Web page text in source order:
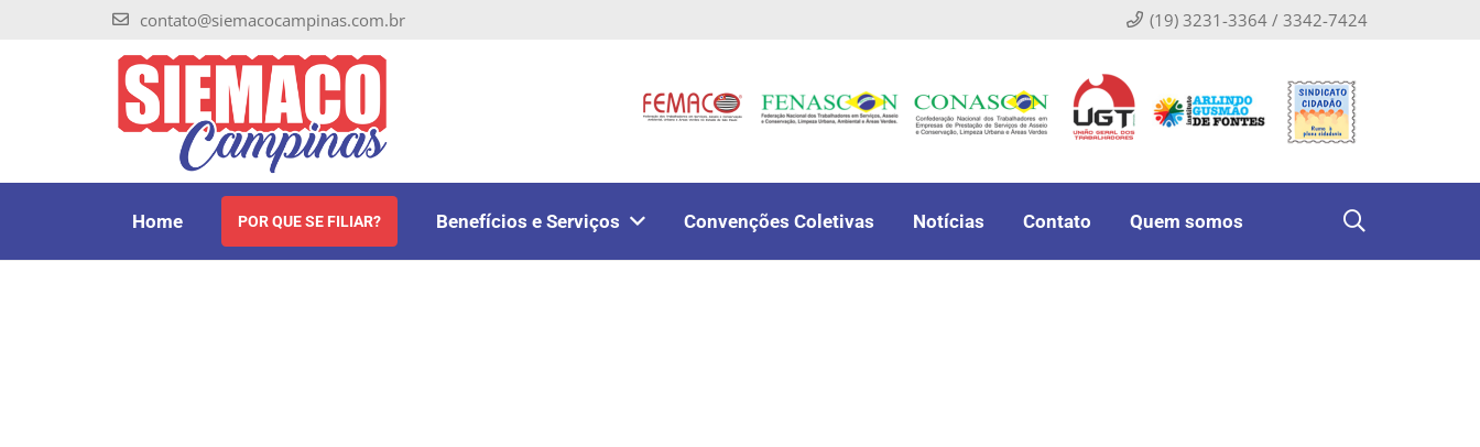
contato@siemacocampinas.com.br (19) 3231-3364 / 3342-7424
Home POR QUE SE FILIAR? Benefícios e Serviços Convenções Coletivas Notícias Contato Quem somos